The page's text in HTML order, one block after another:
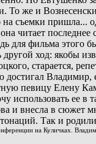
То же и
на съемки пришла...
читает последнее
для фильма этого
ход: якобы
старается,
достигал Владимир,
певицу Елену
использовать ее в
и внесла в сюжет
Так и
на Куличках.